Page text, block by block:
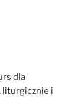
dla
liturgicznie i